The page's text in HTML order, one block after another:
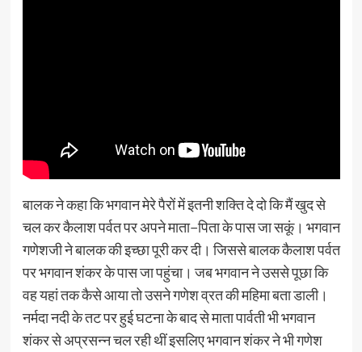
बालक ने कहा कि भगवान मेरे पैरों में इतनी शक्ति दे दो कि मैं खुद से
चल कर कैलाश पर्वत पर अपने माता−पिता के पास जा सकूं। भगवान
गणेशजी ने बालक की इच्छा पूरी कर दी। जिससे बालक कैलाश पर्वत
पर भगवान शंकर के पास जा पहुंचा। जब भगवान ने उससे पूछा कि
वह यहां तक कैसे आया तो उसने गणेश व्रत की महिमा बता डाली।
नर्मदा नदी के तट पर हुई घटना के बाद से माता पार्वती भी भगवान
शंकर से अप्रसन्न चल रही थीं इसलिए भगवान शंकर ने भी गणेश